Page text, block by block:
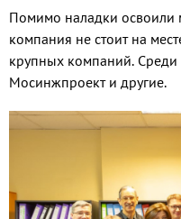
Помимо наладки освоили
компания не стоит на
крупных компаний.
Мосинжпроект и другие.